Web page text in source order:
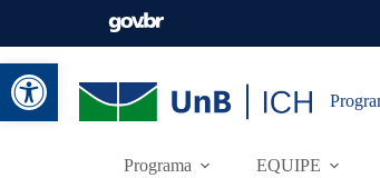
Abrir a barra de
Programa EQUIPE